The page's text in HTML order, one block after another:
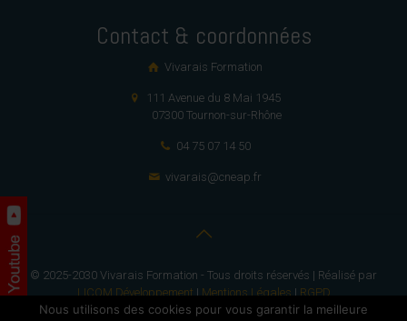
Contact & coordonnées
Vivarais Formation
111 Avenue du 8 Mai 1945
07300 Tournon-sur-Rhône
04 75 07 14 50
vivarais@cneap.fr
© 2025-2030 Vivarais Formation - Tous droits réservés | Réalisé par
LICOM Développement | Mentions Légales | RGPD
Nous utilisons des cookies pour vous garantir la meilleure